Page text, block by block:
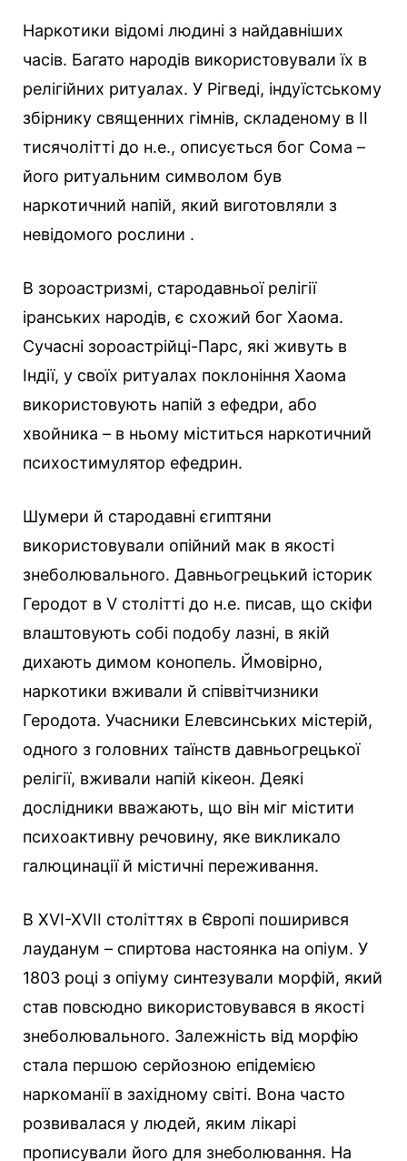
Наркотики відомі людині з найдавніших
часів. Багато народів використовували їх в
релігійних ритуалах. У Рігведі, індуїстському
збірнику священних гімнів, складеному в II
тисячолітті до н.е., описується бог Сома –
його ритуальним символом був
наркотичний напій, який виготовляли з
невідомого рослини .
В зороастризмі, стародавньої релігії
іранських народів, є схожий бог Хаома.
Сучасні зороастрійці-Парс, які живуть в
Індії, у своїх ритуалах поклоніння Хаома
використовують напій з ефедри, або
хвойника – в ньому міститься наркотичний
психостимулятор ефедрин.
Шумери й стародавні єгиптяни
використовували опійний мак в якості
знеболювального. Давньогрецький історик
Геродот в V столітті до н.е. писав, що скіфи
влаштовують собі подобу лазні, в якій
дихають димом конопель. Ймовірно,
наркотики вживали й співвітчизники
Геродота. Учасники Елевсинських містерій,
одного з головних таїнств давньогрецької
релігії, вживали напій кікеон. Деякі
дослідники вважають, що він міг містити
психоактивну речовину, яке викликало
галюцинації й містичні переживання.
В XVI-XVII століттях в Європі поширився
лауданум – спиртова настоянка на опіум. У
1803 році з опіуму синтезували морфій, який
став повсюдно використовувався в якості
знеболювального. Залежність від морфію
стала першою серйозною епідемією
наркоманії в західному світі. Вона часто
розвивалася у людей, яким лікарі
прописували його для знеболювання. На